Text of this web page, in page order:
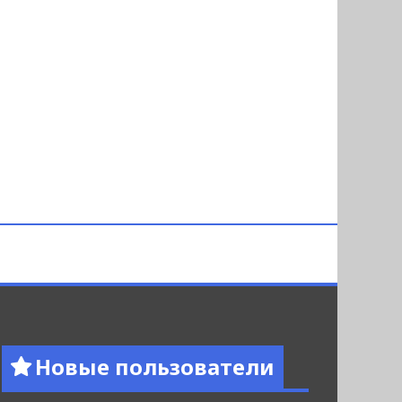
Новые пользователи